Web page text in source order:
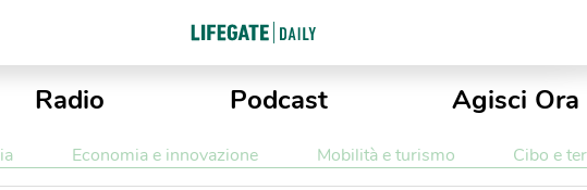
Radio Podcast Agisci Ora
Economia e innovazione Mobilità e turismo Cibo e